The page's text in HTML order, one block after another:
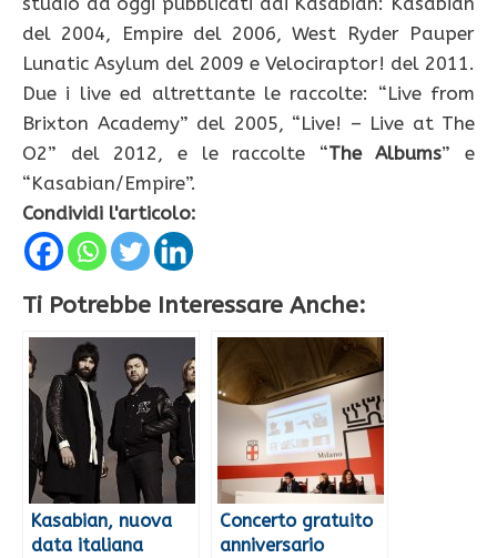
del 2004, Empire del 2006, West Ryder Pauper
Lunatic Asylum del 2009 e Velociraptor! del 2011.
Due i live ed altrettante le raccolte: “Live from
Brixton Academy” del 2005, “Live! – Live at The
O2” del 2012, e le raccolte “The Albums” e
“Kasabian/Empire”.
Condividi l'articolo:
Ti Potrebbe Interessare Anche:
Kasabian, nuova
data italiana
Concerto gratuito
anniversario